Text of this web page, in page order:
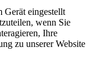
Gerät eingestellt
wenn Sie
Ihre
zu unserer Website